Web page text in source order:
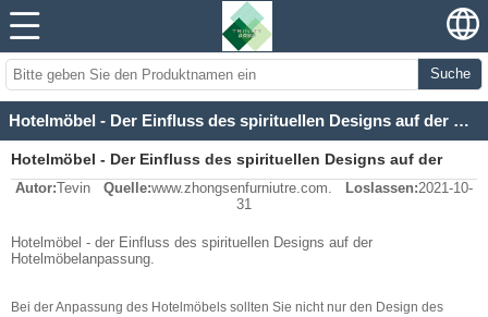
Suche
Hotelmöbel - Der Einfluss des spirituellen Designs auf der Hotelmöbelanpassung
Hotelmöbel - Der Einfluss des spirituellen Designs auf der
Hotelmöbelanpassung
Autor:Tevin Quelle:www.zhongsenfurniutre.com. Loslassen:2021-10-
31
Hotelmöbel - der Einfluss des spirituellen Designs auf der
Hotelmöbelanpassung.
Bei der Anpassung des Hotelmöbels sollten Sie nicht nur den Design des